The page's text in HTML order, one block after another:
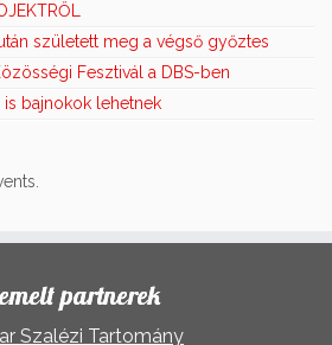
született meg a végső győztes
Fesztivál a DBS-ben
bajnokok lehetnek
partnerek
Szalézi Tartomány